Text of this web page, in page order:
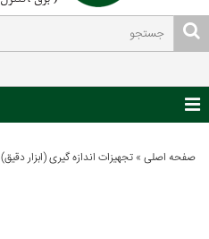
صفحه اصلی » تجهیزات اندازه گیری (ابزار دقیق)